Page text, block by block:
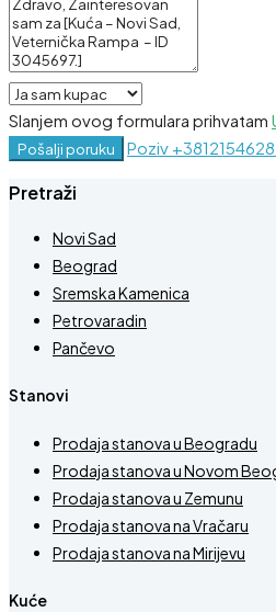
Slanjem ovog formulara prihvatam
Pošalji poruku Poziv
Pretraži
Novi Sad
Beograd
Sremska Kamenica
Petrovaradin
Pančevo
Stanovi
Prodaja stanova u Beogradu
Prodaja stanova u Novom
Prodaja stanova u Zemunu
Prodaja stanova na Vračaru
Prodaja stanova na Mirijevu
Kuće